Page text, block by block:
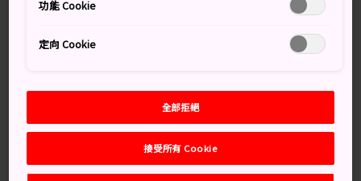
參觀古老的石上神宮，位於美麗的雪松林之中
交通方式
功能 Cookie
定向 Cookie
全部拒絕
接受所有 Cookie